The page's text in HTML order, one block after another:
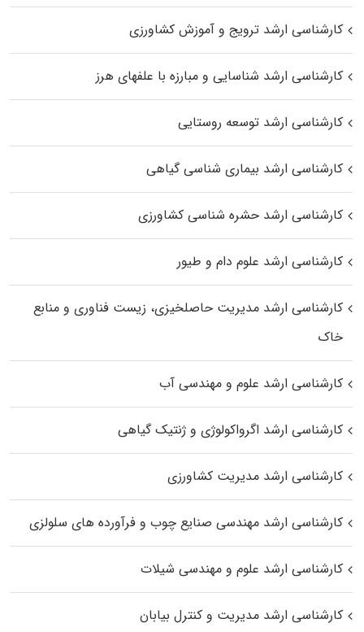
کارشناسی ارشد ترویج و آموزش کشاورزی
کارشناسی ارشد شناسایی و مبارزه با علفهای هرز
کارشناسی ارشد توسعه روستایی
کارشناسی ارشد بیماری‌ شناسی گیاهی
کارشناسی ارشد حشره‌ شناسی کشاورزی
کارشناسی ارشد علوم دام و طیور
کارشناسی ارشد مدیریت حاصلخیزی، زیست فناوری و منابع
خاک
کارشناسی ارشد علوم و مهندسی آب
کارشناسی ارشد اگرواکولوژی و ژنتیک گیاهی
کارشناسی ارشد مدیریت کشاورزی
کارشناسی ارشد مهندسی صنایع چوب و فرآورده‌ های سلولزی
کارشناسی ارشد علوم و مهندسی شیلات
کارشناسی ارشد مدیریت و کنترل بیابان